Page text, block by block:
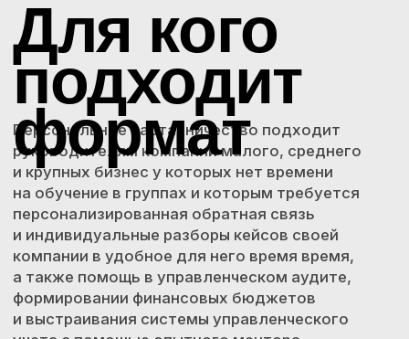
показателей, ежедневно
принимать управленческие
решения, согласно
сформированной стратегии.